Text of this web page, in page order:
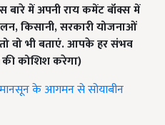
बारे में अपनी राय कमेंट बॉक्स में
,किसानी,सरकारी योजनाओं
तो वो भी बताएं. आपके हर संभव
कोशिश करेगा)
के आगमन से सोयाबीन